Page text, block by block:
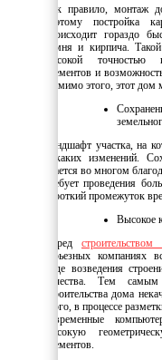
Как правило, монтаж
поэтому постройка
происходит гораздо
камня и кирпича.
высокой точностью
элементов и
Помимо этого, этот дом
Ландшафт участка, на
никаких изменений.
удается во многом
требует проведения
короткий промежуток
Высокое
Перед
серьезных компаниях
ходе возведения
качества. Тем
строительства дома
этого, в процессе
современные
высокую
элементов.